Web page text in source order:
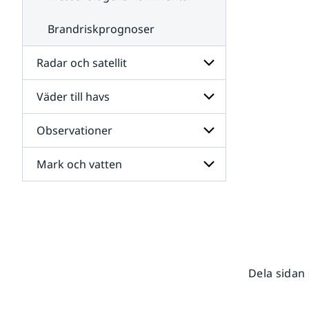
Brandriskprognoser
Radar och satellit
Undersidor
för
Radar
och
satellit
Väder till havs
Undersidor
för
Väder
till
havs
Observationer
Undersidor
för
Mark och vatten
Dela sidan